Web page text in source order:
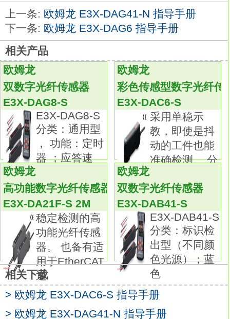
DAG41-S原理及应用。
控制模式：标准或加热冷却。
辅助输出点数：2点。
加热器断线、 SSR故障检测功能：--。
事件输入点数：--。
传送输出：传送输出（专用端子）E3X-
DAG41-S
通信：--。
新增程序型。
采用最大256段程序容量，较高性价比的新型
液晶，
可视角度、对比度得以提升。
可设定最多8个程序（模式）×32段（步）的程
序E3X-DAG41-S原理及应用。
高分辨率的5位显示/可显示0.01°C（实现了
48×48mm的小尺寸）。
高速采样周期60ms。
全部机型完整多种（能够热电偶/Pt/模拟输入切
换），
1台机器支持多种传感器。
增加PV/SV状态显示功能，方便查看温控器的
状态
上一条: 欧姆龙 E3X-DAG41-N 指导手册
下一条: 欧姆龙 E3X-DAG6 指导手册
相关产品
欧姆龙
双数字光纤传感器
E3X-DAG8-S
E3X-DAG8-S
分类：通用型
， 功能：定时
器 ；应答速
欧姆龙
彩色传感型数字光纤传
E3X-DAC6-S
采用单稳示
教，即使是抖
动的工件也能
准确检测。 分
欧姆龙
高功能数字光纤传感器
E3X-DA21F-S 2M
稳定检测的高
功能光纤传感
器。 也备有适
用于EtherCAT
通
欧姆龙
双数字光纤传感器
E3X-DAB41-S
E3X-DAB41-S
分类：标识检
出型（不同颜
色光源）；蓝
色
相关下载
> 欧姆龙 E3X-DAC6-S 指导手册
> 欧姆龙 E3X-DAG41-N 指导手册